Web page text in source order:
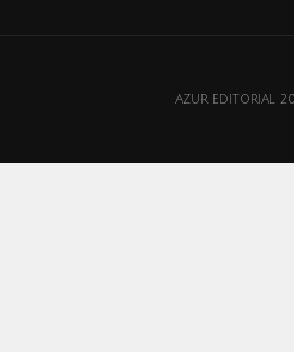
AZUR EDITORIAL